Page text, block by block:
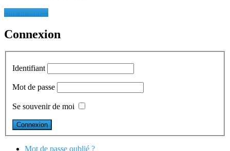
Lire la suite...
Connexion
Identifiant
Mot de passe
Se souvenir de moi
Mot de passe oublié ?